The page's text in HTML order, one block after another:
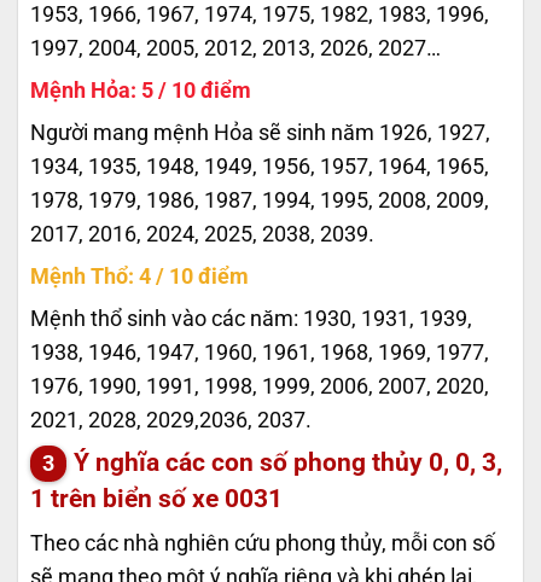
1953, 1966, 1967, 1974, 1975, 1982, 1983, 1996,
1997, 2004, 2005, 2012, 2013, 2026, 2027…
Mệnh Hỏa: 5 / 10 điểm
Người mang mệnh Hỏa sẽ sinh năm 1926, 1927,
1934, 1935, 1948, 1949, 1956, 1957, 1964, 1965,
1978, 1979, 1986, 1987, 1994, 1995, 2008, 2009,
2017, 2016, 2024, 2025, 2038, 2039.
Mệnh Thổ: 4 / 10 điểm
Mệnh thổ sinh vào các năm: 1930, 1931, 1939,
1938, 1946, 1947, 1960, 1961, 1968, 1969, 1977,
1976, 1990, 1991, 1998, 1999, 2006, 2007, 2020,
2021, 2028, 2029,2036, 2037.
Ý nghĩa các con số phong thủy 0, 0, 3,
1 trên biển số xe 0031
Theo các nhà nghiên cứu phong thủy, mỗi con số